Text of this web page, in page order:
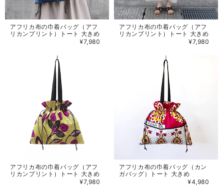
アフリカ布の巾着バッグ（アフ
リカンプリント）トート 大きめ
¥7,980
アフリカ布の巾着バッグ（アフ
リカンプリント）トート 大きめ
¥7,980
アフリカ布の巾着バッグ（アフ
リカンプリント）トート 大きめ
¥7,980
アフリカ布の巾着バッグ（カン
ガバッグ）トート 大きめ
¥4,980